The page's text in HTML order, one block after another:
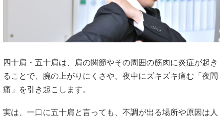
四十肩・五十肩は、肩の関節やその周囲の筋肉に炎症が起き
ることで、腕の上がりにくさや、夜中にズキズキ痛む「夜間
痛」を引き起こします。
実は、一口に五十肩と言っても、不調が出る場所や原因は人